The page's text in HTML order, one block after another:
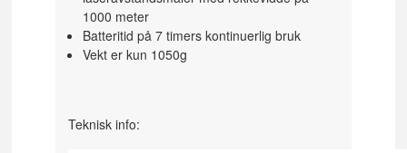
1000 meter
Batteritid på 7 timers kontinuerlig bruk
Vekt er kun 1050g
Teknisk info: